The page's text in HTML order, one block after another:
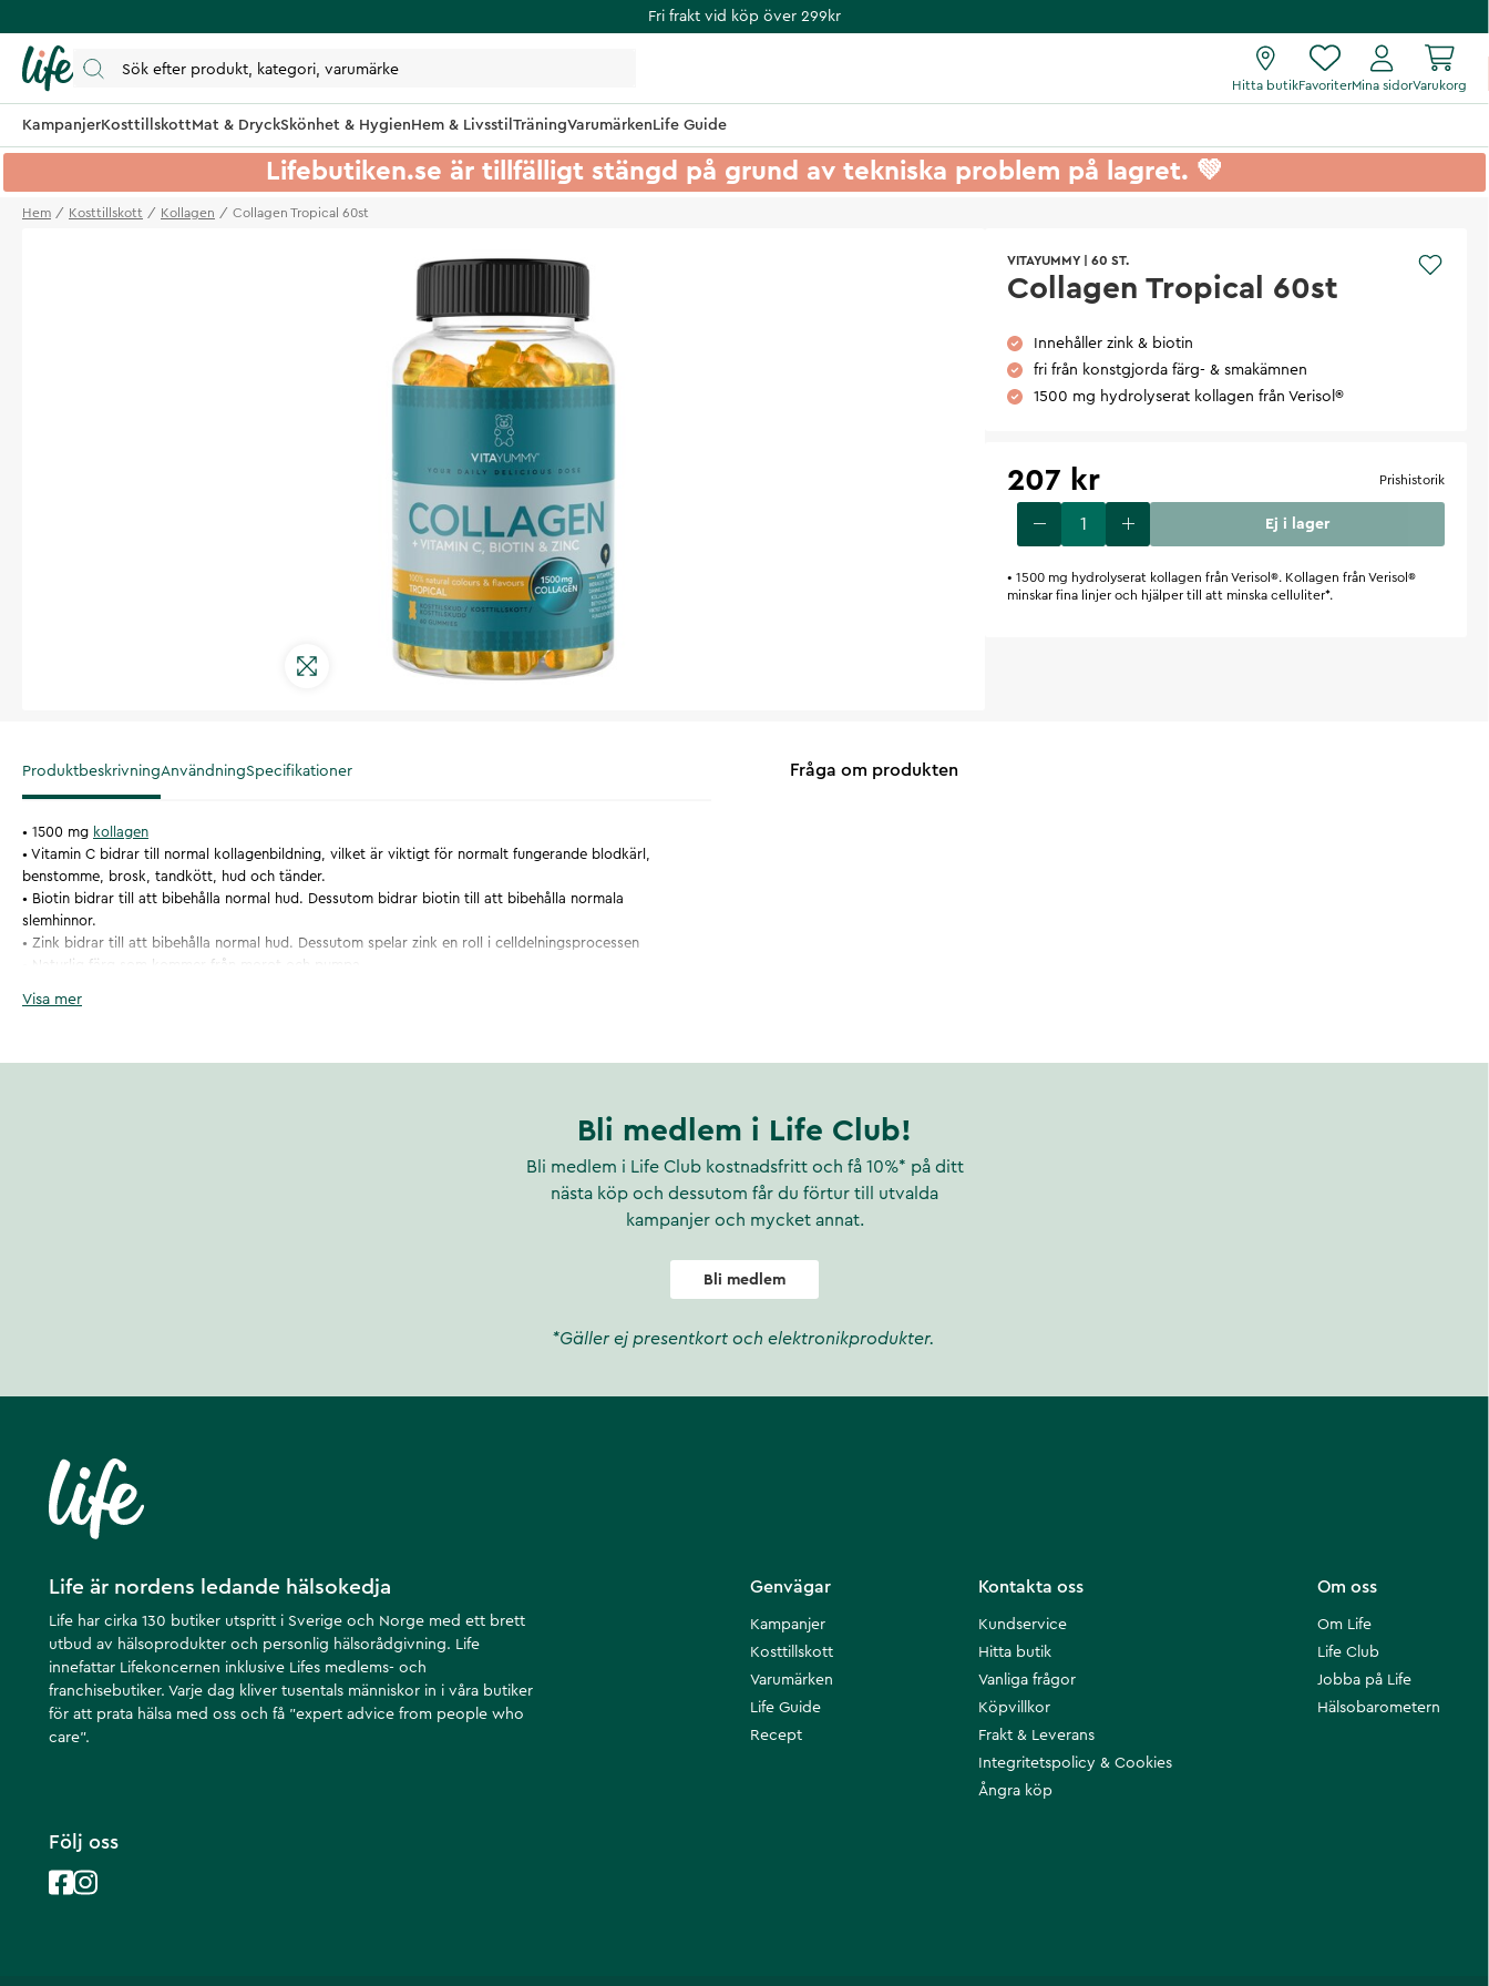
Fri frakt vid köp över 299kr
Hitta butikFavoriterMina sidorVarukorg
KampanjerKosttillskottMat & DryckSkönhet & HygienHem & Livsstil TräningVarumärkenLife Guide
Lifebutiken.se är tillfälligt stängd på grund av tekniska problem på lagret. 💚
Hem Kosttillskott Kollagen Collagen Tropical 60st
VITAYUMMY 60 ST.
Collagen Tropical 60st
Innehåller zink & biotin
fri från konstgjorda färg- & smakämnen
1500 mg hydrolyserat kollagen från Verisol®
207 kr Prishistorik
Ej i lager
• 1500 mg hydrolyserat kollagen från Verisol®. Kollagen från Verisol®
minskar fina linjer och hjälper till att minska celluliter*.
ProduktbeskrivningAnvändningSpecifikationer
• 1500 mg kollagen
• Vitamin C bidrar till normal kollagenbildning, vilket är viktigt för normalt fungerande blodkärl,
benstomme, brosk, tandkött, hud och tänder.
• Biotin bidrar till att bibehålla normal hud. Dessutom bidrar biotin till att bibehålla normala
slemhinnor.
• Zink bidrar till att bibehålla normal hud. Dessutom spelar zink en roll i celldelningsprocessen
• Naturlig färg som kommer från morot och pumpa
Visa mer
Fråga om produkten
Bli medlem i Life Club!
Bli medlem i Life Club kostnadsfritt och få 10%* på ditt
nästa köp och dessutom får du förtur till utvalda
kampanjer och mycket annat.
Bli medlem
*Gäller ej presentkort och elektronikprodukter.
Life är nordens ledande hälsokedja
Life har cirka 130 butiker utspritt i Sverige och Norge med ett brett
utbud av hälsoprodukter och personlig hälsorådgivning. Life
innefattar Lifekoncernen inklusive Lifes medlems- och
franchisebutiker. Varje dag kliver tusentals människor in i våra butiker
för att prata hälsa med oss och få ”expert advice from people who
care”.
Om oss
Om Life
Life Club
Jobba på Life
Hälsobarometern
Kontakta oss
Kundservice
Hitta butik
Vanliga frågor
Köpvillkor
Frakt & Leverans
Integritetspolicy & Cookies
Ångra köp
Genvägar
Kampanjer
Kosttillskott
Varumärken
Life Guide
Recept
Följ oss